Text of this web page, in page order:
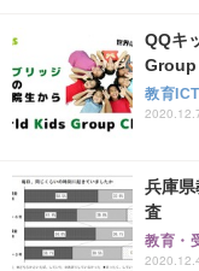
QQキ
Group
教育ICT
兵庫
査
教育・